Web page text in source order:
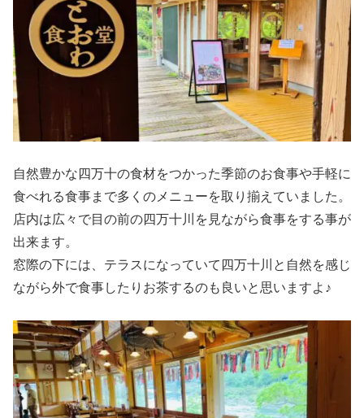
自然豊かな四万十の食材をつかった季節のお食事や手軽に
食べれる食事まで多くのメニューを取り揃えていました。
店内は広々で目の前の四万十川を見ながら食事をする事が
出来ます。
窓際の下には、テラスになっていて四万十川と自然を感じ
ながら外で食事したりお茶するのも良いと思いますよ♪